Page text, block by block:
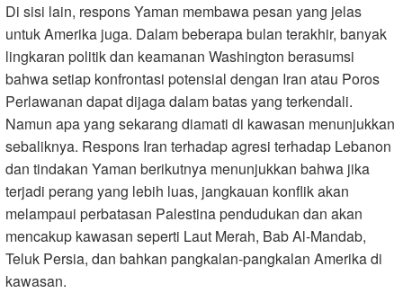
Di sisi lain, respons Yaman membawa pesan yang jelas
untuk Amerika juga. Dalam beberapa bulan terakhir, banyak
lingkaran politik dan keamanan Washington berasumsi
bahwa setiap konfrontasi potensial dengan Iran atau Poros
Perlawanan dapat dijaga dalam batas yang terkendali.
Namun apa yang sekarang diamati di kawasan menunjukkan
sebaliknya. Respons Iran terhadap agresi terhadap Lebanon
dan tindakan Yaman berikutnya menunjukkan bahwa jika
terjadi perang yang lebih luas, jangkauan konflik akan
melampaui perbatasan Palestina pendudukan dan akan
mencakup kawasan seperti Laut Merah, Bab Al-Mandab,
Teluk Persia, dan bahkan pangkalan-pangkalan Amerika di
kawasan.